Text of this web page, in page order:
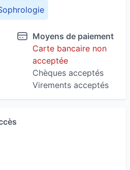
Moyens de paiement
Carte bancaire non
acceptée
Chèques acceptés
Virements acceptés